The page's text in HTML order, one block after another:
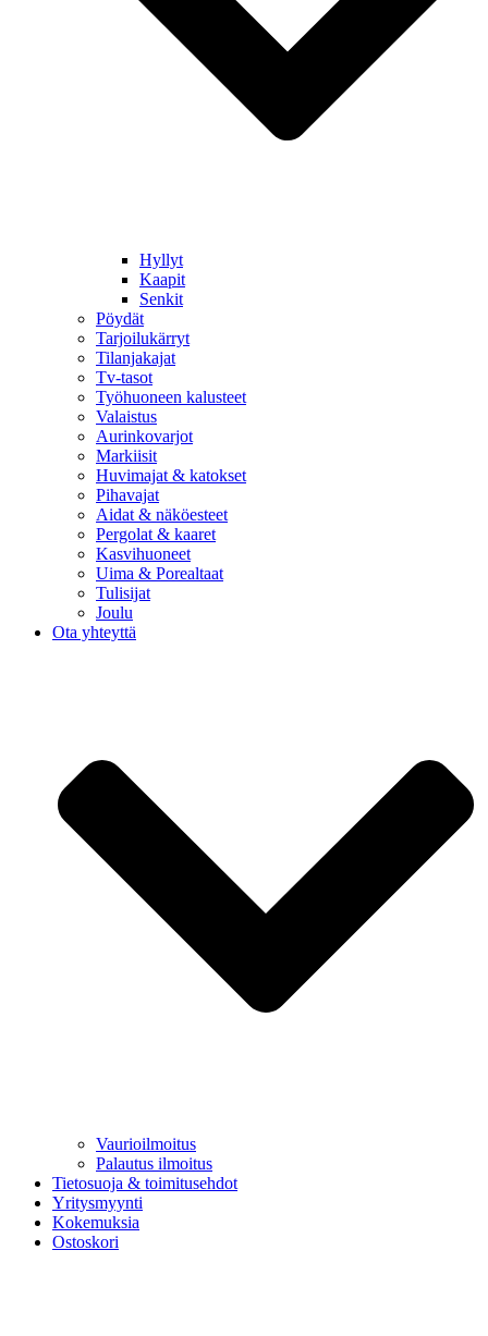
Hyllyt
Kaapit
Senkit
Pöydät
Tarjoilukärryt
Tilanjakajat
Tv-tasot
Työhuoneen kalusteet
Valaistus
Aurinkovarjot
Markiisit
Huvimajat & katokset
Pihavajat
Aidat & näköesteet
Pergolat & kaaret
Kasvihuoneet
Uima & Porealtaat
Tulisijat
Joulu
Ota yhteyttä
Vaurioilmoitus
Palautus ilmoitus
Tietosuoja & toimitusehdot
Yritysmyynti
Kokemuksia
Ostoskori